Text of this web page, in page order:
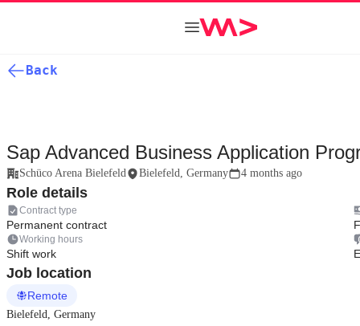
Back
Sap Advanced Business Application
Schüco Arena Bielefeld Bielefeld, Germany 4 months ago
Role details
Contract type
Permanent contract
Working hours
Shift work
Job location
Remote
Bielefeld, Germany